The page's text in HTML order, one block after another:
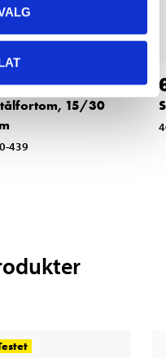
90
15/30
439